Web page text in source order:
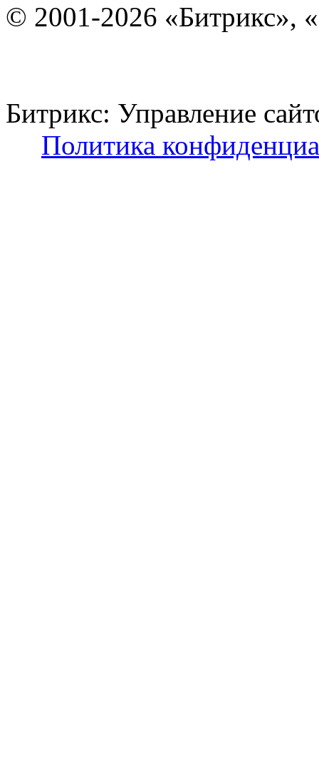
© 2001-2026 «Битрикс»,
Битрикс: Управление
Политика